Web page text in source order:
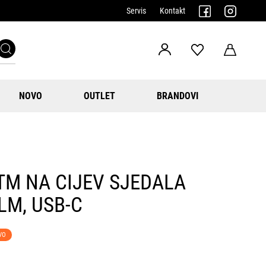
Servis Kontakt
NOVO OUTLET BRANDOVI
NA CIJEV SJEDALA
USB-C